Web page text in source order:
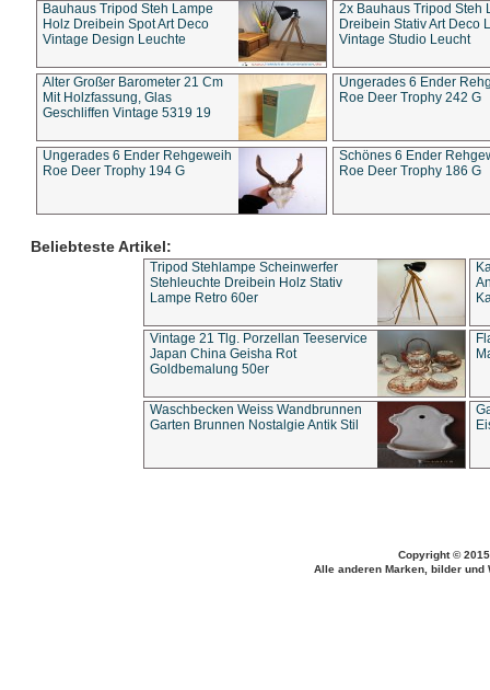
Bauhaus Tripod Steh Lampe
Holz Dreibein Spot Art Deco
Vintage Design Leuchte
2x Bauhaus Tripod Steh
Dreibein Stativ Art Deco
Vintage Studio Leucht
Alter Großer Barometer 21 Cm
Mit Holzfassung, Glas
Geschliffen Vintage 5319 19
Ungerades 6 Ender
Roe Deer Trophy 242 G
Ungerades 6 Ender Rehgeweih
Roe Deer Trophy 194 G
Schönes 6 Ender
Roe Deer Trophy 186 G
Beliebteste Artikel:
Tripod Stehlampe Scheinwerfer
Stehleuchte Dreibein Holz Stativ
Lampe Retro 60er
Vintage 21 Tlg. Porzellan Teeservice
Japan China Geisha Rot
Goldbemalung 50er
Waschbecken Weiss Wandbrunnen
Garten Brunnen Nostalgie Antik Stil
Copyright ©
Alle anderen Marken, bilder und